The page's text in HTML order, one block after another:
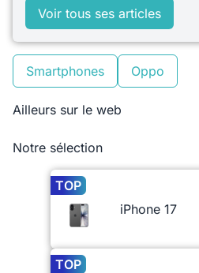
Voir tous ses articles
Smartphones Oppo
Ailleurs sur le web
Notre sélection
TOP
iPhone 17
TOP